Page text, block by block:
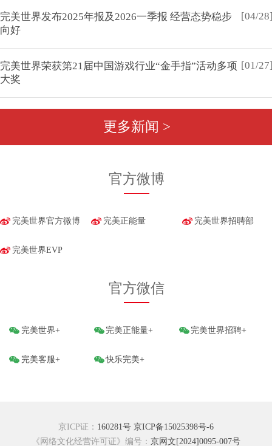
[04/
完美世界发布2025年报及2026一季报 经营态势稳步
向好
[01/
完美世界荣获第21届中国游戏行业“金手指”活动多项
大奖
更多新闻 >
官方微博
完美世界官方微博 完美正能量 完美世界招聘部
完美世界EVP
官方微信
完美世界+ 完美正能量+ 完美世界招聘+
完美客服+ 快乐完美+
京ICP证： 160281号 京ICP备15025398号-6
《网络文化经营许可证》编号： 京网文[2024]0095-007号